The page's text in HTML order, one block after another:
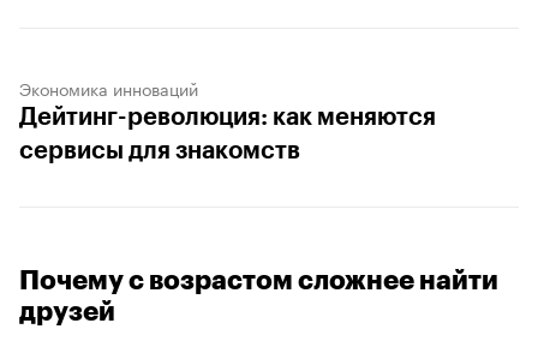
Экономика инноваций
Дейтинг-революция: как меняются
сервисы для знакомств
Почему с возрастом сложнее найти
друзей